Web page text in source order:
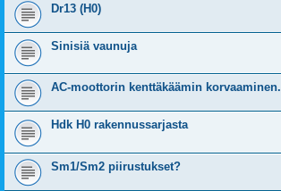
Dr13 (H0)
Sinisiä vaunuja
AC-moottorin kenttäkäämin korvaaminen.
Hdk H0 rakennussarjasta
Sm1/Sm2 piirustukset?